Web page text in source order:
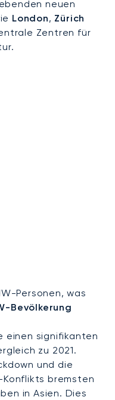
neuen
London, Zürich
Zentren für
Personen, was
Bevölkerung
einen signifikanten
zu 2021.
und die
Konflikts bremsten
in Asien. Dies